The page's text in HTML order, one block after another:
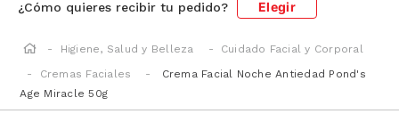
¿Cómo quieres recibir tu pedido? Elegir
Higiene, Salud y Belleza
Cuidado Facial y Corporal
Cremas Faciales
Crema Facial Noche Antiedad Pond's
Age Miracle 50g